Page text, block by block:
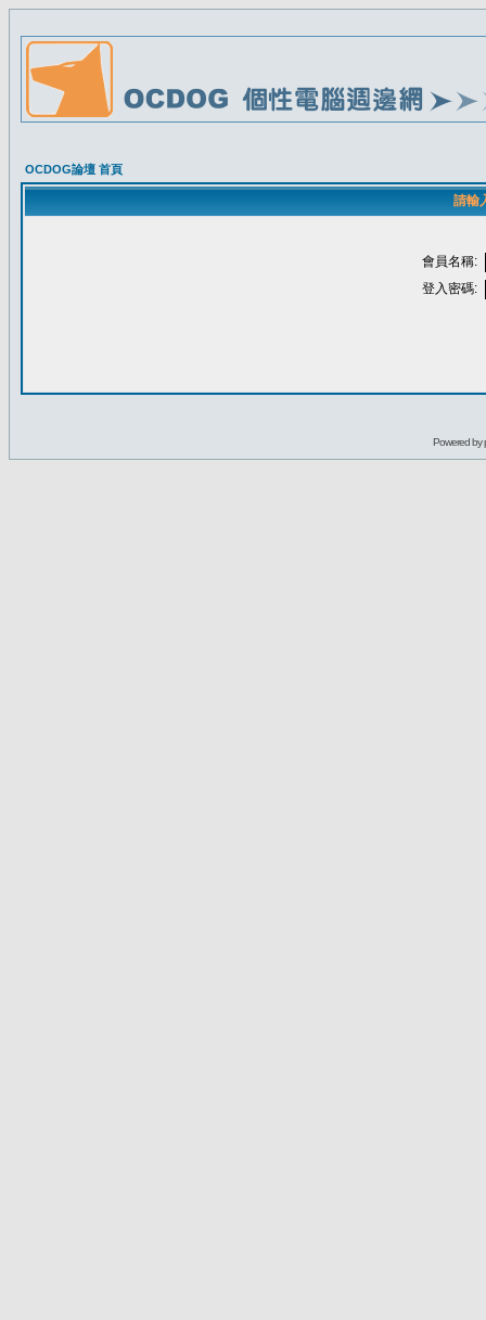
OCDOG論壇 首頁
請輸
會員名稱:
登入密碼:
Powered by